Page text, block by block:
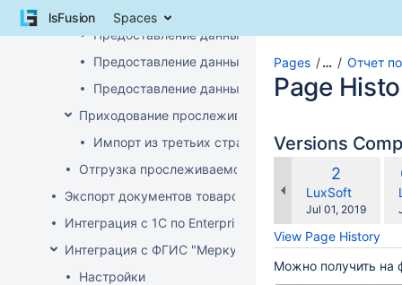
Skip
lsFusion Spaces
Предоставление данных по остаткам
Предоставление данных о ввозе
Предоставление данных о произведенных
Приходование прослеживаемого товара
Импорт из третьих стран (не ЕАЭС)
Отгрузка прослеживаемого товара
Экспорт документов товародвижения
Интеграция с 1С по EnterpriseData
Интеграция с ФГИС "Меркурий"
Настройки
Pages … Отчет
Page
Versions
Old
Version
2
LuxSoft
Saved
Jul 01, 2019
View Page History
Можно получить